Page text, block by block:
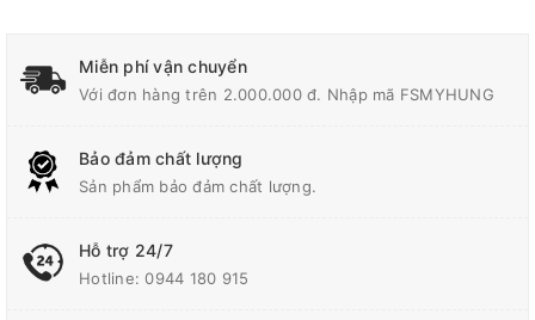
Thiết kế của máy phay này cũng rất tiện lợi với tay cầm
trong thời gian dài. Ngoài ra, máy còn có hệ thống điều chỉnh độ
sâu phay linh hoạt, giúp người dùng dễ dàng điều chỉnh theo
Miễn phí vận chuyển
Với đơn hàng trên 2.000.000 đ. Nhập mã FSMYHUNG
Bảo đảm chất lượng
Sản phẩm bảo đảm chất lượng.
Hỗ trợ 24/7
Hotline:0944 180 915